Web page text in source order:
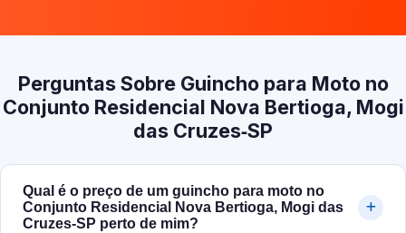
Perguntas Sobre Guincho para Moto no
Conjunto Residencial Nova Bertioga, Mogi
das Cruzes‑SP
Qual é o preço de um guincho para moto no
Conjunto Residencial Nova Bertioga, Mogi das
Cruzes‑SP perto de mim?